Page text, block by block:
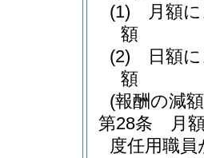
(1)
月額
額
(2)
日額
額
(報酬の減
第28条
月
度任用職